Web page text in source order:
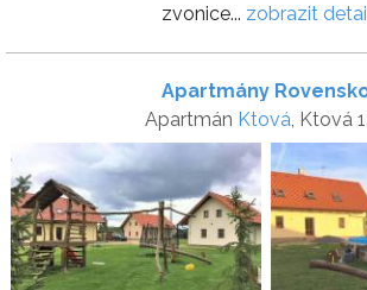
zvonice... zobrazit
Apartmány
Apartmán Ktová, Ktová